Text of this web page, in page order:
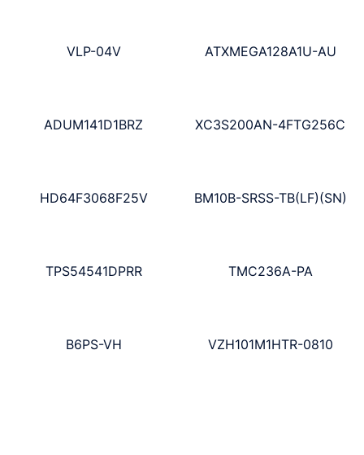
VLP-04V ATXMEGA128A1U-AU
ADUM141D1BRZ XC3S200AN-4FTG256C
HD64F3068F25V BM10B-SRSS-TB(LF)(SN)
TPS54541DPRR TMC236A-PA
B6PS-VH VZH101M1HTR-0810